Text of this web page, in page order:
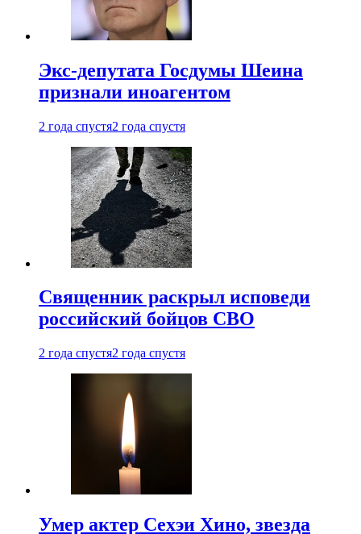
Экс-депутата Госдумы Шеина
признали иноагентом
2 года спустя2 года спустя
Священник раскрыл исповеди
российский бойцов СВО
2 года спустя2 года спустя
Умер актер Сехэи Хино, звезда